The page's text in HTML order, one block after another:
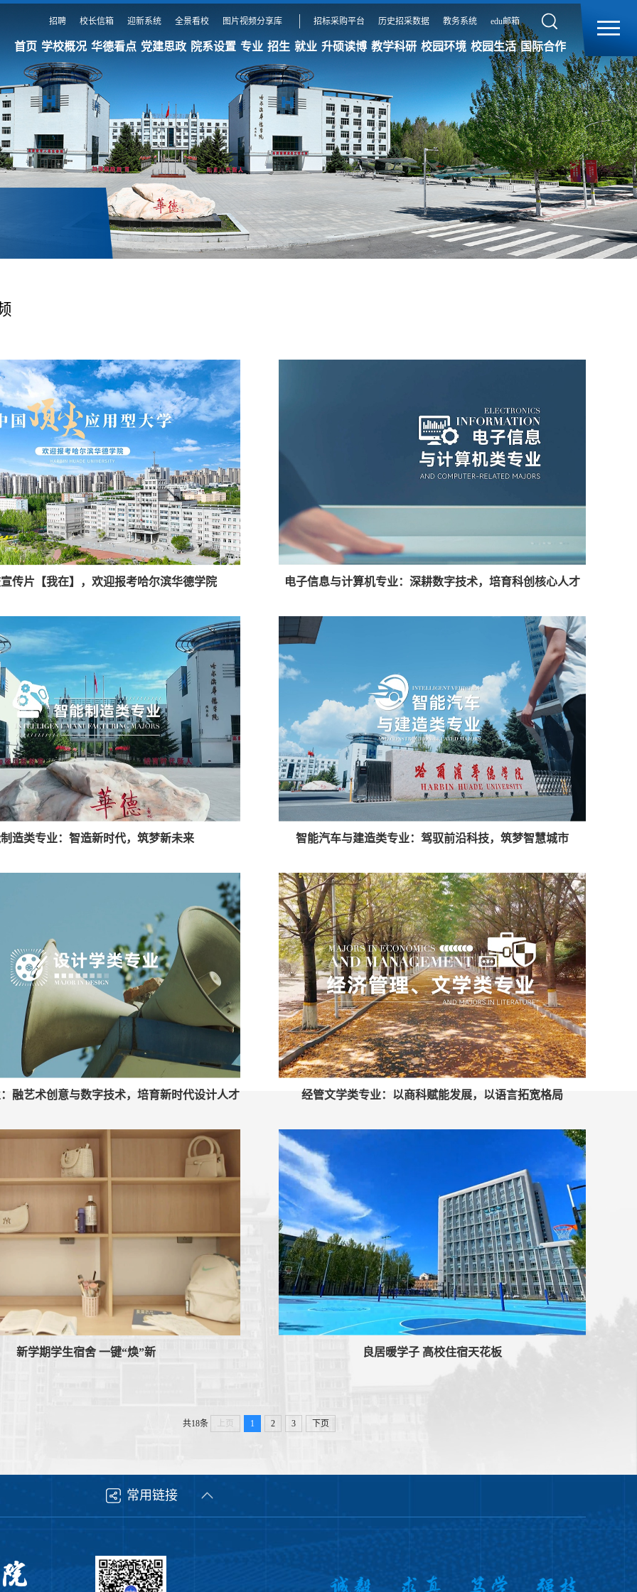
招聘 校长信箱 迎新系统 全景看校 图片视频分享库 招标采购平台 历史招采数据 教务系统 edu邮箱
首页 学校概况 华德看点 党建思政 院系设置 专业 招生 就业 升硕读博 教学科研 校园环境 校园生活 国际合作
宣传片【我在】，欢迎报考哈尔滨华德学院 电子信息与计算机专业：深耕数字技术，培育科创核心人才
造类专业：智造新时代，筑梦新未来 智能汽车与建造类专业：驾驭前沿科技，筑梦智慧城市
融艺术创意与数字技术，培育新时代设计人才 经管文学类专业：以商科赋能发展，以语言拓宽格局
新学期学生宿舍 一键“焕”新 良居暖学子 高校住宿天花板
共18条 上页 1 2 3 下页
常用链接